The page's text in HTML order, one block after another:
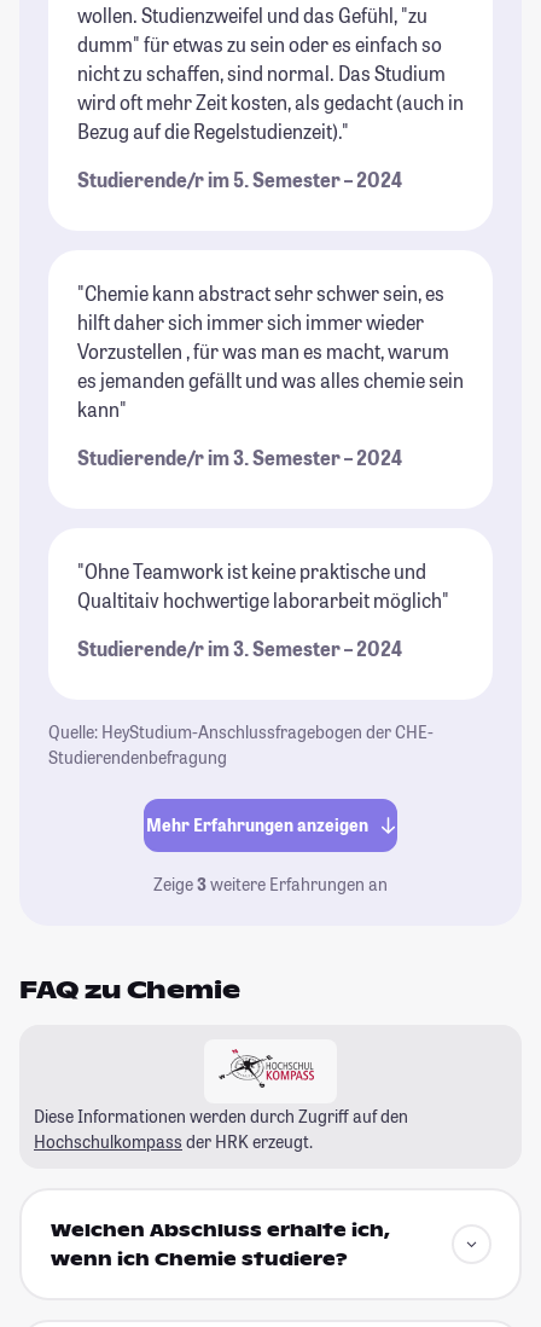
wollen. Studienzweifel und das Gefühl, "zu
dumm" für etwas zu sein oder es einfach so
nicht zu schaffen, sind normal. Das Studium
wird oft mehr Zeit kosten, als gedacht (auch in
Bezug auf die Regelstudienzeit)."
Studierende/r im 5. Semester – 2024
"Chemie kann abstract sehr schwer sein, es
hilft daher sich immer sich immer wieder
Vorzustellen , für was man es macht, warum
es jemanden gefällt und was alles chemie sein
kann"
Studierende/r im 3. Semester – 2024
"Ohne Teamwork ist keine praktische und
Qualtitaiv hochwertige laborarbeit möglich"
Studierende/r im 3. Semester – 2024
Quelle: HeyStudium-Anschlussfragebogen der CHE-
Studierendenbefragung
Mehr Erfahrungen anzeigen
Zeige3weitere Erfahrungen an
FAQ zu Chemie
Diese Informationen werden durch Zugriff auf den
Hochschulkompass der HRK erzeugt.
Welchen Abschluss erhalte ich,
wenn ich Chemie studiere?